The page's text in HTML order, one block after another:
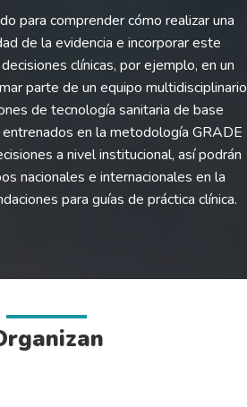
para comprender cómo realizar una
de la evidencia e incorporar este
clínicas, por ejemplo, en un
parte de un equipo multidisciplinario
de tecnología sanitaria de base
en la metodología GRADE
a nivel institucional, así podrán
nacionales e internacionales en la
para guías de práctica clínica.